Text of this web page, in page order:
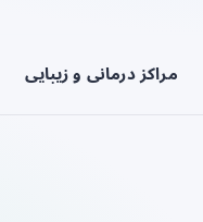
مراکز درمانی و زیبایی